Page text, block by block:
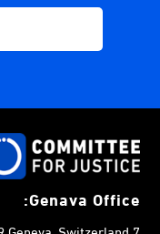
Genava Office: